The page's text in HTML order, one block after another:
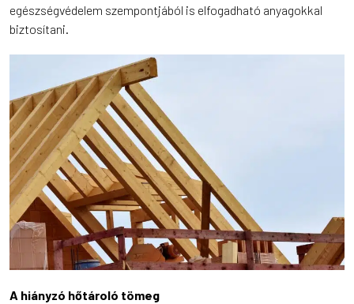
egészségvédelem szempontjából is elfogadható anyagokkal
biztosítani.
A hiányzó hőtároló tömeg